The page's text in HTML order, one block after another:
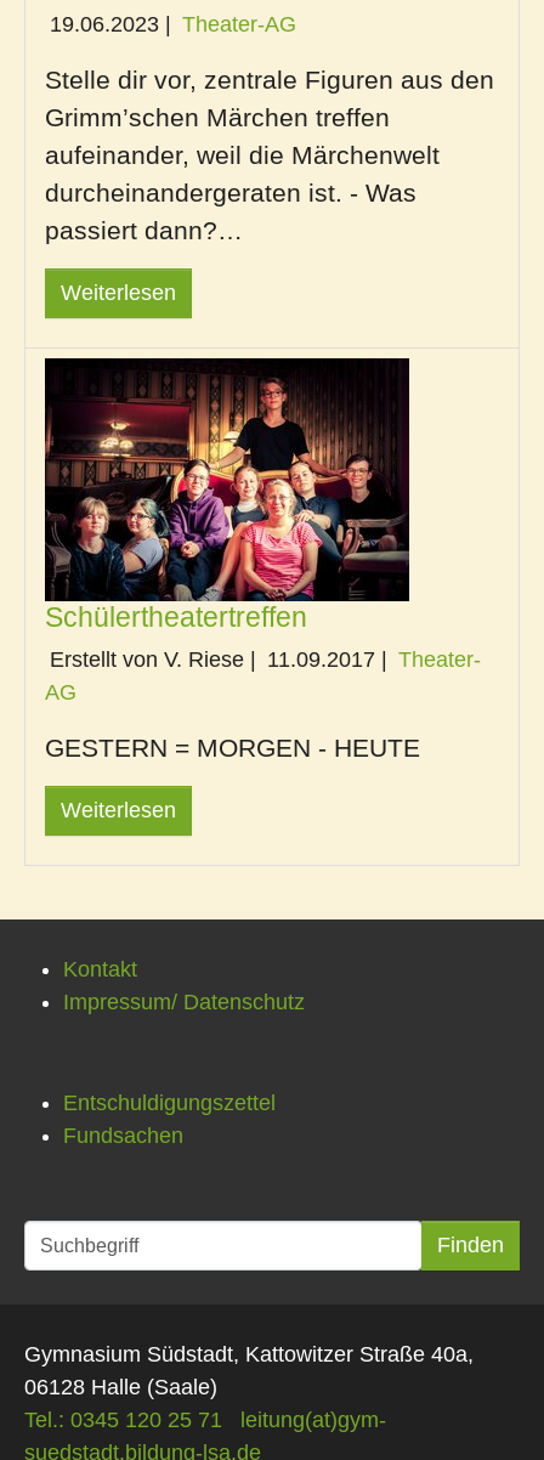
19.06.2023 Theater-AG
Stelle dir vor, zentrale Figuren aus den
Grimm’schen Märchen treffen
aufeinander, weil die Märchenwelt
durcheinandergeraten ist. - Was
passiert dann?…
Weiterlesen
Schülertheatertreffen
Erstellt von V. Riese | 11.09.2017
Theater-
AG
GESTERN = MORGEN - HEUTE
Weiterlesen
Kontakt
Impressum/ Datenschutz
Entschuldigungszettel
Fundsachen
Gymnasium Südstadt, Kattowitzer Straße 40a,
06128 Halle (Saale)
Tel.: 0345 120 25 71
leitung(at)gym-
suedstadt.bildung-lsa.de